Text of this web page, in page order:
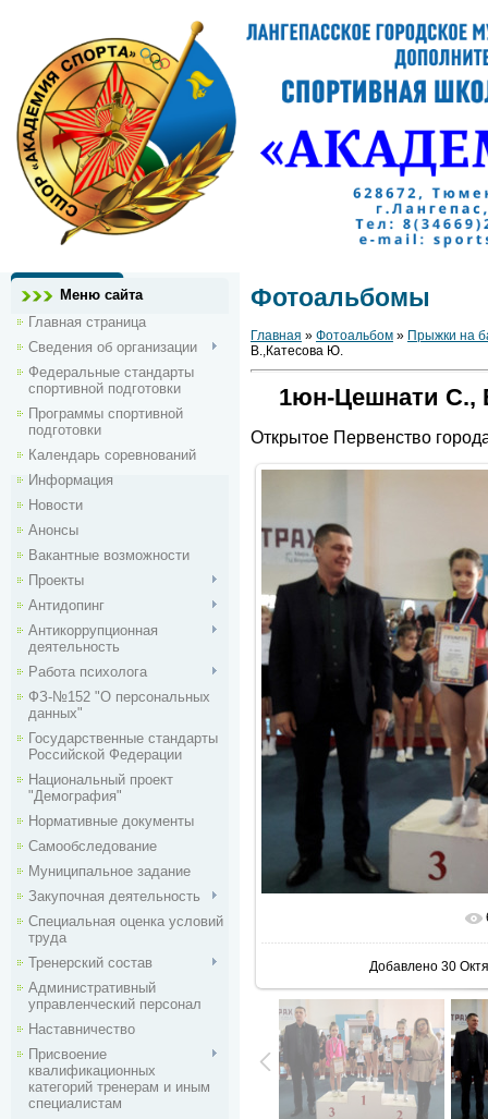
Меню сайта
Главная страница
Сведения об организации
Федеральные стандарты
спортивной подготовки
Программы спортивной
подготовки
Календарь соревнований
Информация
Новости
Анонсы
Вакантные возможности
Проекты
Антидопинг
Антикоррупционная
деятельность
Работа психолога
ФЗ-№152 "О персональных
данных"
Государственные стандарты
Российской Федерации
Национальный проект
"Демография"
Нормативные документы
Самообследование
Муниципальное задание
Закупочная деятельность
Специальная оценка условий
труда
Тренерский состав
Административный
управленческий персонал
Наставничество
Присвоение
квалификационных
категорий тренерам и иным
специалистам
Фотоальбомы
Главная » Фотоальбом » Прыжки на
В.,Катесова Ю.
1юн-Цешнати С.,
Открытое Первенство
В
Добавлено 30